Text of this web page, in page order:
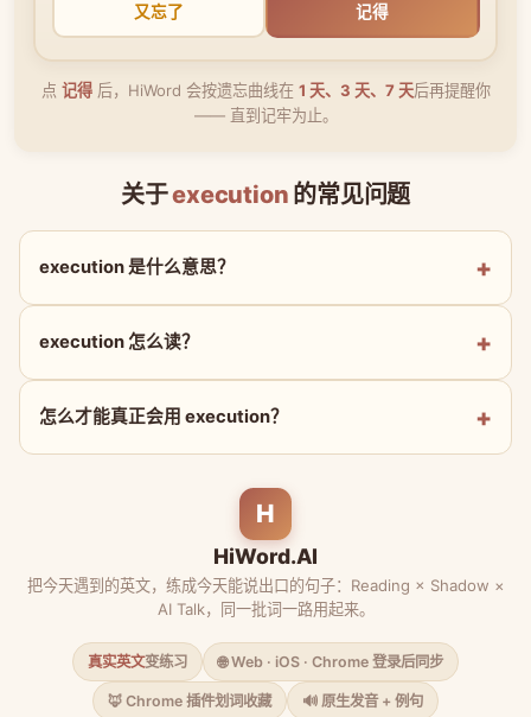
又忘了 记得
点 记得后，HiWord 会按遗忘曲线在 1 天、3 天、7 天后再提醒你
—— 直到记牢为止。
关于execution 的常见问题
execution 是什么意思？
execution 怎么读？
怎么才能真正会用 execution？
H
HiWord.AI
把今天遇到的英文，练成今天能说出口的句子：Reading × Shadow ×
AI Talk，同一批词一路用起来。
真实英文变练习 🌐 Web · iOS · Chrome 登录后同步
🦊 Chrome 插件划词收藏 🔊 原生发音 + 例句